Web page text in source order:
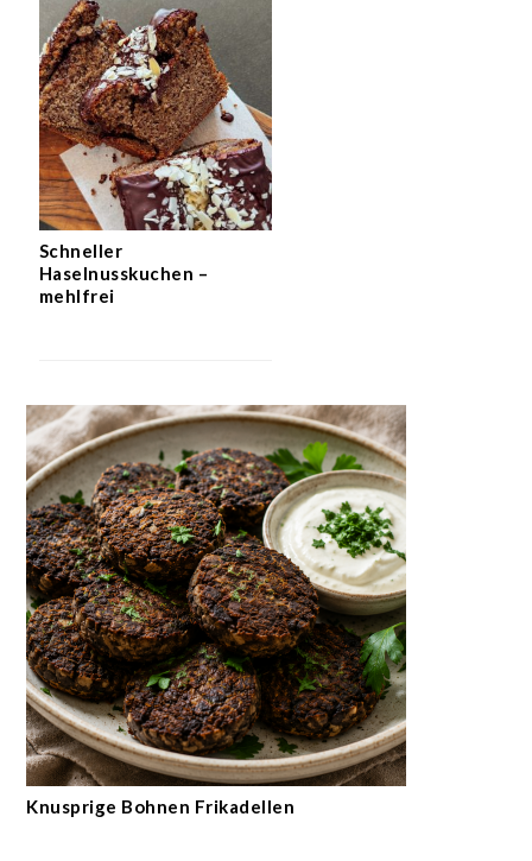
Schneller
Haselnusskuchen –
mehlfrei
Knusprige Bohnen Frikadellen